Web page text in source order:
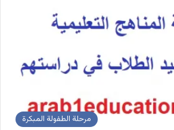
مرحلة الطفولة المبكرة